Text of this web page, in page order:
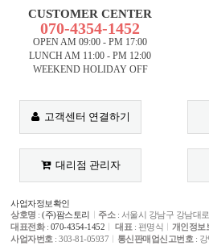
CUSTOMER CENTER
070-4354-1452
OPEN AM 09:00 - PM 17:00
LUNCH AM 11:00 - PM 12:00
WEEKEND HOLIDAY OFF
고객센터 연결하기
대리점 관리자
사업자정보확인
상호명 :(주)팜스토리 주소: 서울시 강남구 강남대
대표전화: 070-4354-1452 대표 : 편명식 개인정보
사업자번호 : 303-81-05937 통신판매업신고번호 :